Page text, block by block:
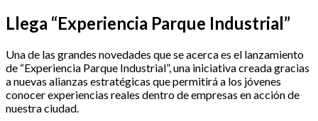
Llega “Experiencia Parque Industrial”
Una de las grandes novedades que se acerca es el lanzamiento
de “Experiencia Parque Industrial”, una iniciativa creada gracias
a nuevas alianzas estratégicas que permitirá a los jóvenes
conocer experiencias reales dentro de empresas en acción de
nuestra ciudad.